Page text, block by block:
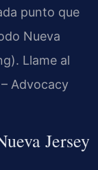
punto que
Nueva
Llame al
Advocacy
Jersey